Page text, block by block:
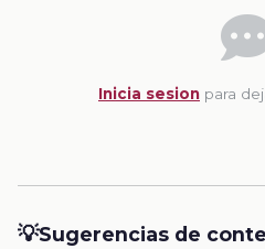
Inicia sesion para
💡Sugerencias de